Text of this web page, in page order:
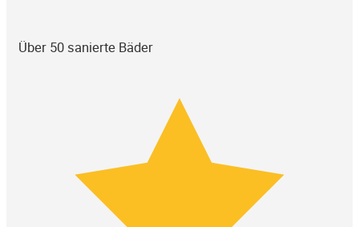
Über 50 sanierte Bäder